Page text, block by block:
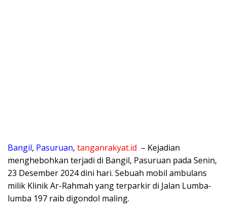
Bangil, Pasuruan, tanganrakyat.id – Kejadian
menghebohkan terjadi di Bangil, Pasuruan pada Senin,
23 Desember 2024 dini hari. Sebuah mobil ambulans
milik Klinik Ar-Rahmah yang terparkir di Jalan Lumba-
lumba 197 raib digondol maling.